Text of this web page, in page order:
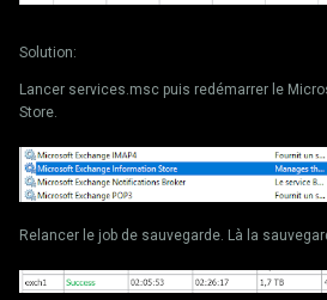
Solution:
Lancer services.msc puis redémarrer le
Store.
Relancer le job de sauvegarde. Là la